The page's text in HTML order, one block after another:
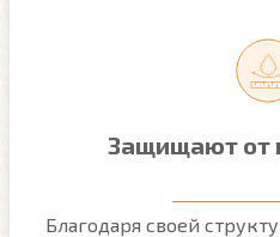
Защищают от
Благодаря своей